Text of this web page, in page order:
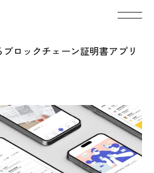
ロックチェーン証明書アプリ